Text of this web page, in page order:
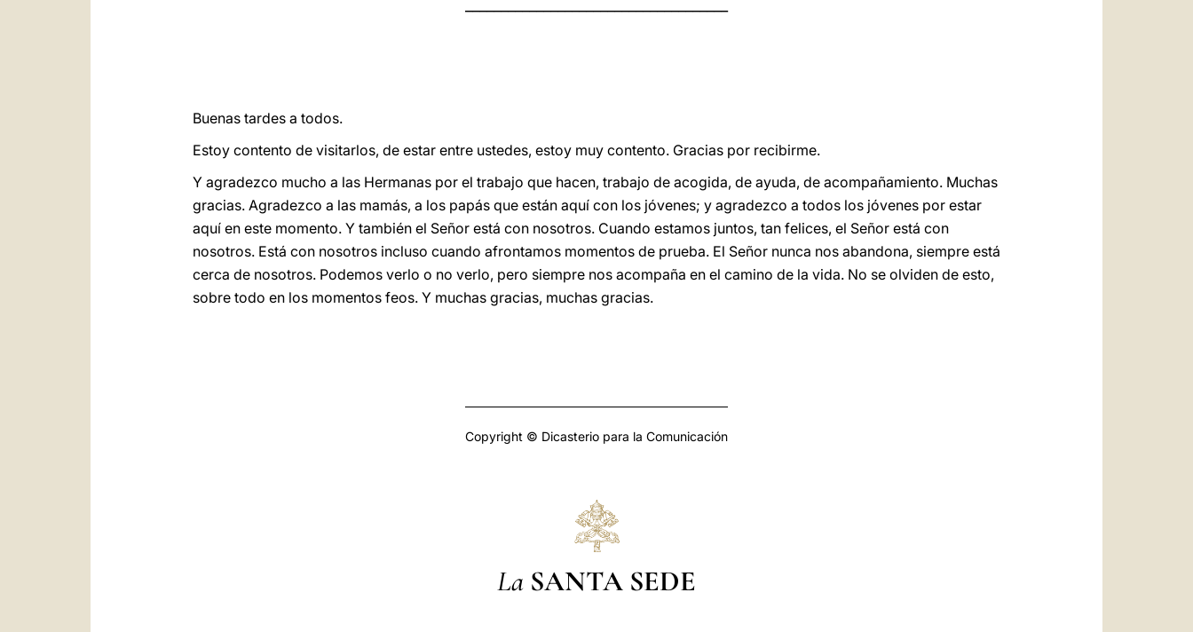
Buenas tardes a todos.
Estoy contento de visitarlos, de estar entre ustedes, estoy muy contento. Gracias por recibirme.
Y agradezco mucho a las Hermanas por el trabajo que hacen, trabajo de acogida, de ayuda, de acompañamiento. Muchas
gracias. Agradezco a las mamás, a los papás que están aquí con los jóvenes; y agradezco a todos los jóvenes por estar
aquí en este momento. Y también el Señor está con nosotros. Cuando estamos juntos, tan felices, el Señor está con
nosotros. Está con nosotros incluso cuando afrontamos momentos de prueba. El Señor nunca nos abandona, siempre está
cerca de nosotros. Podemos verlo o no verlo, pero siempre nos acompaña en el camino de la vida. No se olviden de esto,
sobre todo en los momentos feos. Y muchas gracias, muchas gracias.
Copyright © Dicasterio para la Comunicación
La SANTA SEDE